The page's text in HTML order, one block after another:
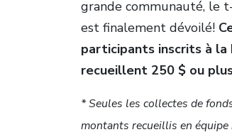
grande communauté, le
est finalement dévoilé!
participants inscrits à la
recueillent 250 $ ou
* Seules les collectes de
montants recueillis en